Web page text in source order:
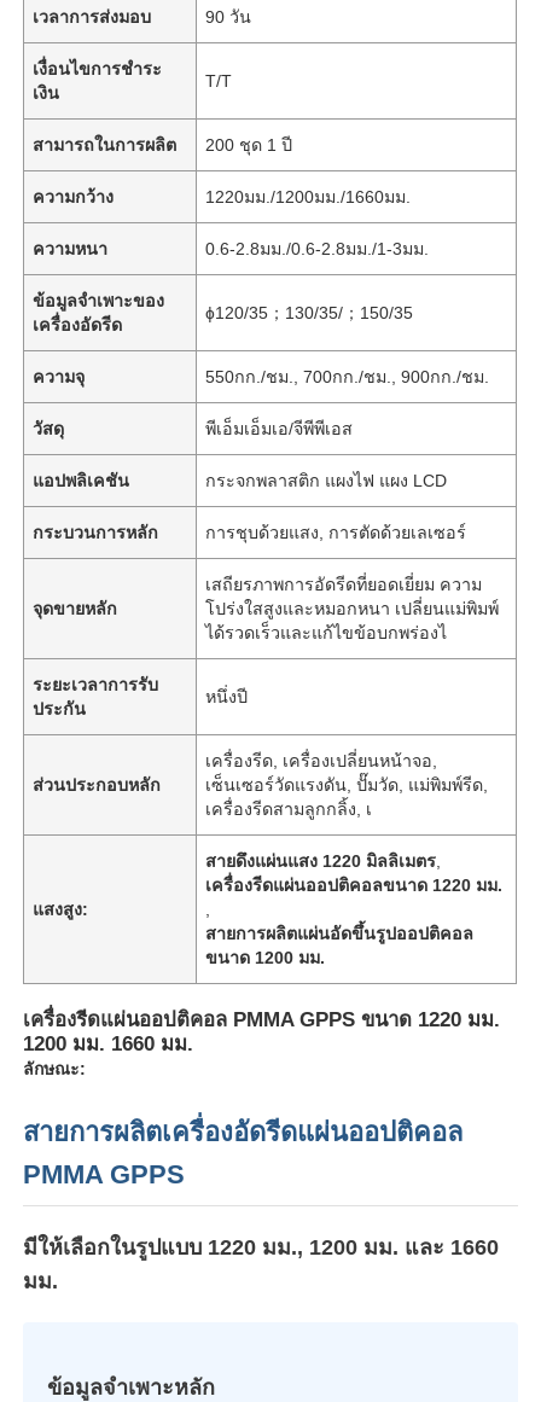
หน้าแรก
เกี่ยวกับเรา
เวลาการส่งมอบ 90 วัน
เงื่อนไขการชำระ
เงิน
T/T
สามารถในการผลิต 200 ชุด 1 ปี
ความกว้าง 1220มม./1200มม./1660มม.
ความหนา 0.6-2.8มม./0.6-2.8มม./1-3มม.
ข้อมูลจำเพาะของ
เครื่องอัดรีด
ɸ120/35；130/35/；150/35
ความจุ 550กก./ชม., 700กก./ชม., 900กก./ชม.
วัสดุ พีเอ็มเอ็มเอ/จีพีพีเอส
แอปพลิเคชัน กระจกพลาสติก แผงไฟ แผง LCD
กระบวนการหลัก การชุบด้วยแสง, การตัดด้วยเลเซอร์
จุดขายหลัก
เสถียรภาพการอัดรีดที่ยอดเยี่ยม ความ
โปร่งใสสูงและหมอกหนา เปลี่ยนแม่พิมพ์
ได้รวดเร็วและแก้ไขข้อบกพร่องไ
ระยะเวลาการรับ
ประกัน
หนึ่งปี
ส่วนประกอบหลัก
เครื่องรีด, เครื่องเปลี่ยนหน้าจอ,
เซ็นเซอร์วัดแรงดัน, ปั๊มวัด, แม่พิมพ์รีด,
เครื่องรีดสามลูกกลิ้ง, เ
แสงสูง:
สายดึงแผ่นแสง 1220 มิลลิเมตร
เครื่องรีดแผ่นออปติคอลขนาด 1220 มม.
สายการผลิตแผ่นอัดขึ้นรูปออปติคอล
ขนาด 1200 มม.
เครื่องรีดแผ่นออปติคอล PMMA GPPS ขนาด 1220 มม.
1200 มม. 1660 มม.
ลักษณะ:
สายการผลิตเครื่องอัดรีดแผ่นออปติคอล
PMMA GPPS
มีให้เลือกในรูปแบบ 1220 มม., 1200 มม. และ 1660
มม.
ข้อมูลจำเพาะหลัก